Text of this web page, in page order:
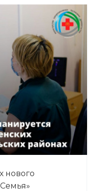
нового